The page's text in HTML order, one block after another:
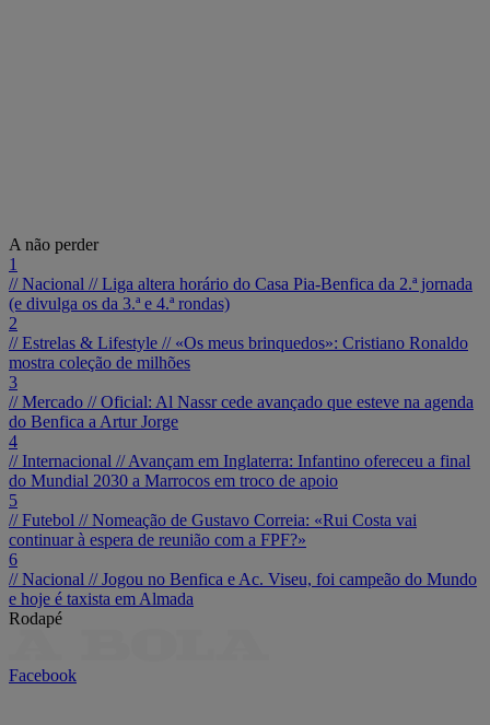
A não perder
1
// Nacional //Liga altera horário do Casa Pia-Benfica da 2.ª jornada
(e divulga os da 3.ª e 4.ª rondas)
2
// Estrelas & Lifestyle // «Os meus brinquedos»: Cristiano Ronaldo
mostra coleção de milhões
3
// Mercado //Oficial: Al Nassr cede avançado que esteve na agenda
do Benfica a Artur Jorge
4
// Internacional //Avançam em Inglaterra: Infantino ofereceu a final
do Mundial 2030 a Marrocos em troco de apoio
5
// Futebol //Nomeação de Gustavo Correia: «Rui Costa vai
continuar à espera de reunião com a FPF?»
6
// Nacional //Jogou no Benfica e Ac. Viseu, foi campeão do Mundo
e hoje é taxista em Almada
Rodapé
Facebook